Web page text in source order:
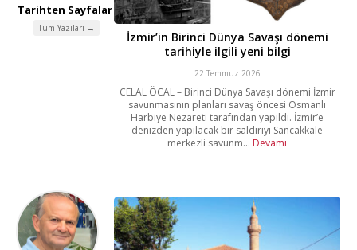
Tarihten Sayfalar
Tüm Yazıları →
İzmir’in Birinci Dünya Savaşı dönemi
tarihiyle ilgili yeni bilgi
22 Temmuz 2026
CELAL ÖCAL – Birinci Dünya Savaşı dönemi İzmir
savunmasının planları savaş öncesi Osmanlı
Harbiye Nezareti tarafından yapıldı. İzmir’e
denizden yapılacak bir saldırıyı Sancakkale
merkezli savunm... Devamı